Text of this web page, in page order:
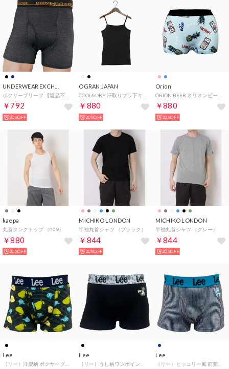
￥792
20%OFF
OGRAN JAPAN
￥880
20%OFF
Orion
￥880
20%OFF
kaepa
丸首タンクトップ （009）
￥880
20%OFF
MICHIKO LONDON
半袖丸首シャツ （ブラック）
￥844
20%OFF
MICHIKO LONDON
半袖丸首シャツ （グレー）
￥844
20%OFF
Lee Lee Lee